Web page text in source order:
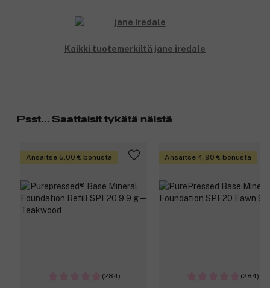
Kaikki tuotemerkiltä jane iredale
Psst... Saattaisit tykätä näistä
Ansaitse 5,00 € bonusta
(284)
Ansaitse 4,90 € bonusta
(284)